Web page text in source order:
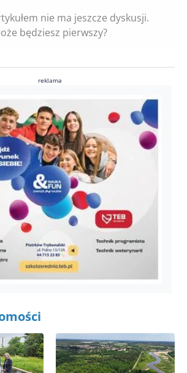
nie ma jeszcze dyskusji.
będziesz pierwszy?
reklama